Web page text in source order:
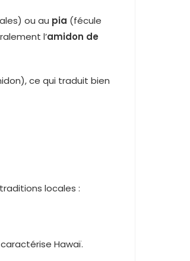
ou au pia (fécule
l’amidon de
ce qui traduit bien
locales :
Hawaï.